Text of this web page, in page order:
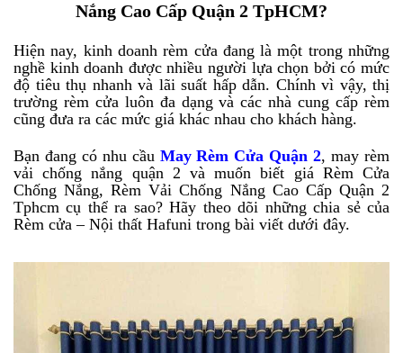
Nắng Cao Cấp Quận 2 TpHCM?
Hiện nay, kinh doanh rèm cửa đang là một trong những
nghề kinh doanh được nhiều người lựa chọn bởi có mức
độ tiêu thụ nhanh và lãi suất hấp dẫn. Chính vì vậy, thị
trường rèm cửa luôn đa dạng và các nhà cung cấp rèm
cũng đưa ra các mức giá khác nhau cho khách hàng.
Bạn đang có nhu cầu May Rèm Cửa Quận 2, may rèm
vải chống nắng quận 2 và muốn biết giá Rèm Cửa
Chống Nắng, Rèm Vải Chống Nắng Cao Cấp Quận 2
Tphcm cụ thể ra sao? Hãy theo dõi những chia sẻ của
Rèm cửa – Nội thất Hafuni trong bài viết dưới đây.